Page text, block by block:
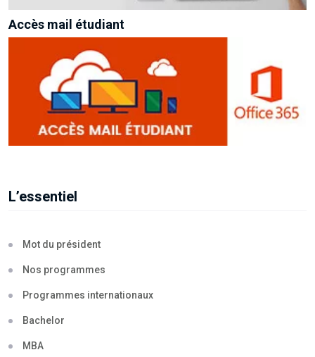
Accès mail étudiant
L’essentiel
Mot du président
Nos programmes
Programmes internationaux
Bachelor
MBA